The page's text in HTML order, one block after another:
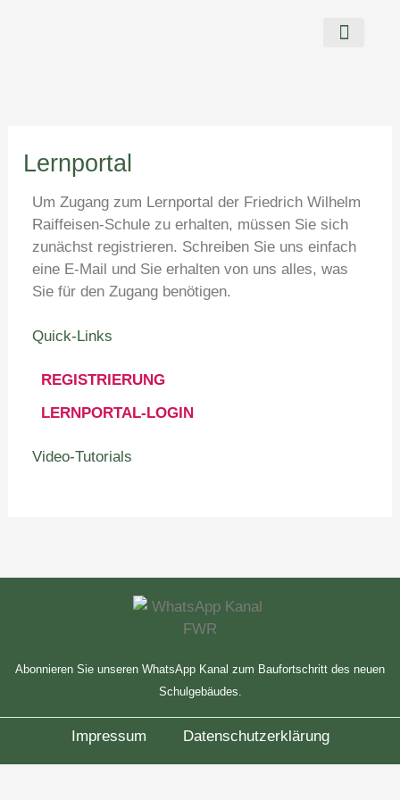
Lernportal
Um Zugang zum Lernportal der Friedrich Wilhelm
Raiffeisen-Schule zu erhalten, müssen Sie sich
zunächst registrieren. Schreiben Sie uns einfach
eine E-Mail und Sie erhalten von uns alles, was
Sie für den Zugang benötigen.
Quick-Links
REGISTRIERUNG
LERNPORTAL-LOGIN
Video-Tutorials
Abonnieren Sie unseren WhatsApp Kanal zum Baufortschritt des neuen
Schulgebäudes.
Impressum Datenschutzerklärung